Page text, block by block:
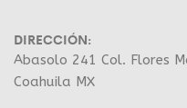
DIRECCIÓN:
Abasolo 241 Col. Flores
Coahuila MX